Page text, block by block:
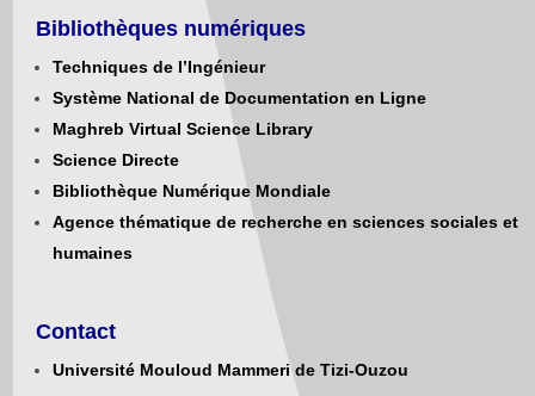
Bibliothèques numériques
Techniques de l’Ingénieur
Système National de Documentation en Ligne
Maghreb Virtual Science Library
Science Directe
Bibliothèque Numérique Mondiale
Agence thématique de recherche en sciences sociales et
humaines
Contact
Université Mouloud Mammeri de Tizi-Ouzou